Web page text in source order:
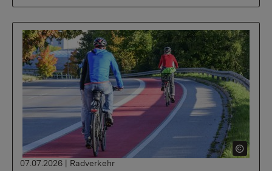
07.07.2026 | Radverkehr